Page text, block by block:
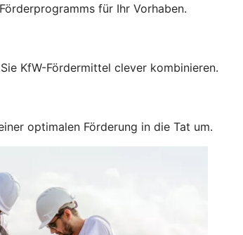
für Ihr Vorhaben.
KfW-Fördermittel clever kombinieren.
optimalen Förderung in die Tat um.